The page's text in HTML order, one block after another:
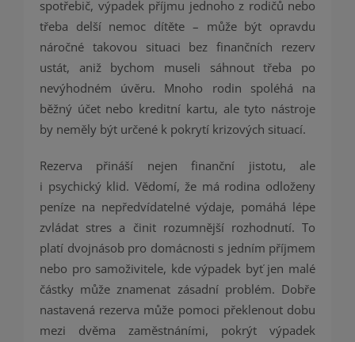
spotřebič, výpadek příjmu jednoho z rodičů nebo
třeba delší nemoc dítěte – může být opravdu
náročné takovou situaci bez finančních rezerv
ustát, aniž bychom museli sáhnout třeba po
nevýhodném úvěru. Mnoho rodin spoléhá na
běžný účet nebo kreditní kartu, ale tyto nástroje
by neměly být určené k pokrytí krizových situací.
Rezerva přináší nejen finanční jistotu, ale
i psychický klid. Vědomí, že má rodina odloženy
peníze na nepředvídatelné výdaje, pomáhá lépe
zvládat stres a činit rozumnější rozhodnutí. To
platí dvojnásob pro domácnosti s jedním příjmem
nebo pro samoživitele, kde výpadek byť jen malé
částky může znamenat zásadní problém. Dobře
nastavená rezerva může pomoci překlenout dobu
mezi dvěma zaměstnáními, pokrýt výpadek